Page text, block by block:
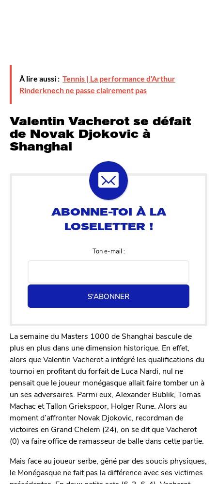
À lire aussi : Tennis | La performance d'Arthur
Rinderknech ne passe clairement pas
Valentin Vacherot se défait
de Novak Djokovic à
Shanghai
Ton e-mail :
S'ABONNER
La semaine du Masters 1000 de Shanghai bascule de
plus en plus dans une dimension historique. En effet,
alors que Valentin Vacherot a intégré les qualifications du
tournoi en profitant du forfait de Luca Nardi, nul ne
pensait que le joueur monégasque allait faire tomber un à
un ses adversaires. Parmi eux, Alexander Bublik, Tomas
Machac et Tallon Griekspoor, Holger Rune. Alors au
moment d’affronter Novak Djokovic, recordman de
victoires en Grand Chelem (24), on se dit que Vacherot
(0) va faire office de ramasseur de balle dans cette partie.
Mais face au joueur serbe, gêné par des soucis physiques,
le Monégasque ne fait pas la différence avec ses victimes